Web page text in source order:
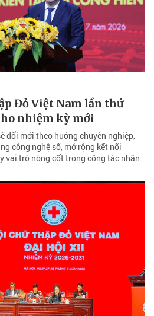
Đỏ Việt Nam lần thứ
nhiệm kỳ mới
đổi mới theo hướng chuyên nghiệp,
công nghệ số, mở rộng kết nối
vai trò nòng cốt trong công tác nhân